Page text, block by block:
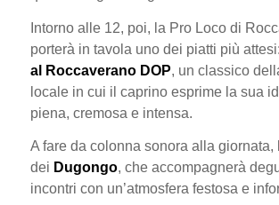
Intorno alle 12, poi, la Pro Loco di
porterà in tavola uno dei piatti più attesi:
al Roccaverano DOP, un classico
locale in cui il caprino esprime la sua
piena, cremosa e intensa.
A fare da colonna sonora alla giornata,
dei Dugongo, che accompagnerà
incontri con un’atmosfera festosa e